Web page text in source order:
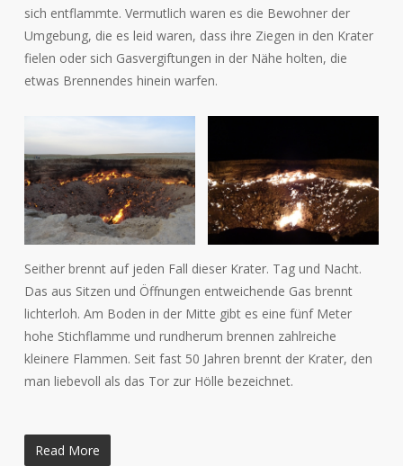
sich entflammte. Vermutlich waren es die Bewohner der
Umgebung, die es leid waren, dass ihre Ziegen in den Krater
fielen oder sich Gasvergiftungen in der Nähe holten, die
etwas Brennendes hinein warfen.
Seither brennt auf jeden Fall dieser Krater. Tag und Nacht.
Das aus Sitzen und Öffnungen entweichende Gas brennt
lichterloh. Am Boden in der Mitte gibt es eine fünf Meter
hohe Stichflamme und rundherum brennen zahlreiche
kleinere Flammen. Seit fast 50 Jahren brennt der Krater, den
man liebevoll als das Tor zur Hölle bezeichnet.
Read More